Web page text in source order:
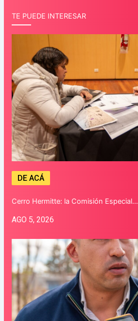
TE PUEDE INTERESAR
DE ACÁ
Cerro Hermitte: la Comisión Especial…
AGO 5, 2026